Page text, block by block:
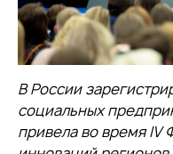
В России
социальных
привела во время IV